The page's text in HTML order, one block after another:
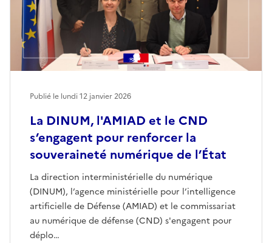
La DINUM, l'AMIAD et le CND
s’engagent pour renforcer la
souveraineté numérique de l’État
La direction interministérielle du numérique
(DINUM), l’agence ministérielle pour l’intelligence
artificielle de Défense (AMIAD) et le commissariat
au numérique de défense (CND) s'engagent pour
déplo…
Publié le lundi 12 janvier 2026